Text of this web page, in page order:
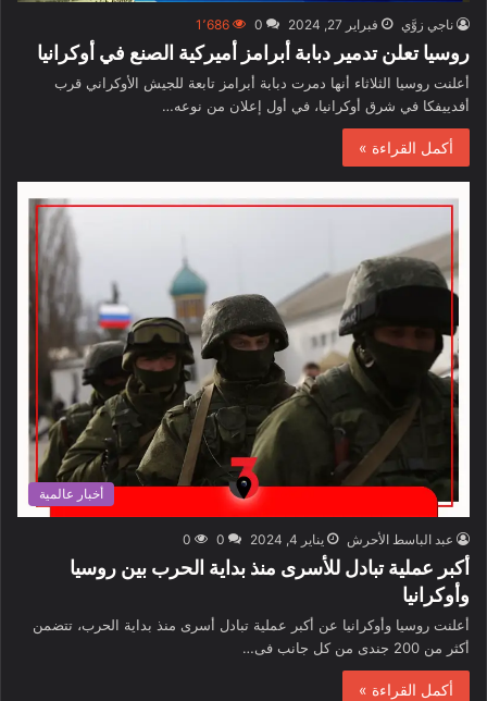
ناجي زوَّي فبراير 27, 2024 0 1٬686
روسيا تعلن تدمير دبابة أبرامز أميركية الصنع في أوكرانيا
أعلنت روسيا الثلاثاء أنها دمرت دبابة أبرامز تابعة للجيش الأوكراني قرب
أفدييفكا في شرق أوكرانيا، في أول إعلان من نوعه…
أكمل القراءة »
أخبار عالمية
عبد الباسط الأحرش يناير 4, 2024 0
0
أكبر عملية تبادل للأسرى منذ بداية الحرب بين روسيا
وأوكرانيا
أعلنت روسيا وأوكرانيا عن أكبر عملية تبادل أسرى منذ بداية الحرب، تتضمن
أكثر من 200 جندى من كل جانب فى…
أكمل القراءة »